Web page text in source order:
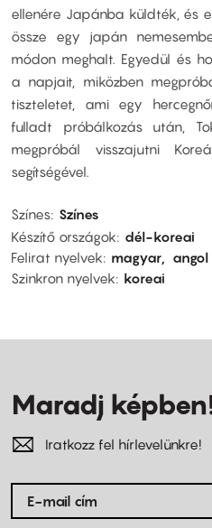
ellenére Japánba küldték, és
össze egy japán
módon meghalt. Egyedül és
a napjait, miközben
tiszteletet, ami egy
fulladt próbálkozás után,
megpróbál visszajutni
segítségével.
Színes Színes
Készítő országok
dél-koreai
Felirat nyelvek
magyar
angol
Szinkron nyelvek
koreai
Maradj
Iratkozz fel hírlevelünkre!